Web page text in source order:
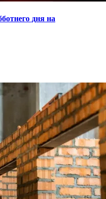
дня на